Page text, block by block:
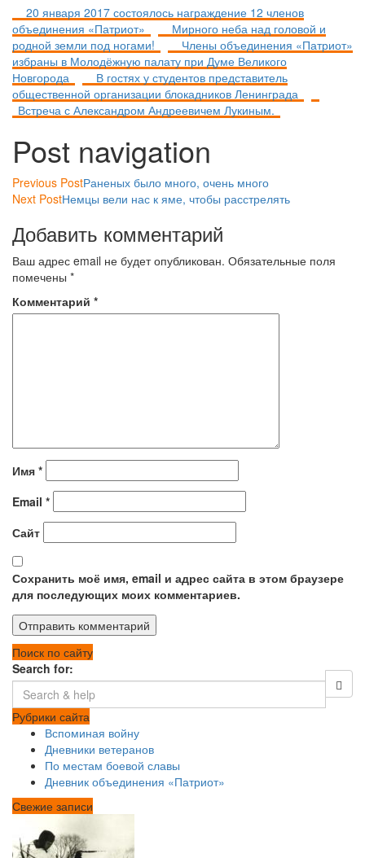
20 января 2017 состоялось награждение 12 членов
объединения «Патриот»
Мирного неба над головой и
родной земли под ногами!
Члены объединения «Патриот»
избраны в Молодёжную палату при Думе Великого
Новгорода
В гостях у студентов представитель
общественной организации блокадников Ленинграда
Встреча с Александром Андреевичем Лукиным.
Post navigation
Previous PostРаненых было много, очень много
Next PostНемцы вели нас к яме, чтобы расстрелять
Добавить комментарий
Ваш адрес email не будет опубликован. Обязательные поля
помечены *
Комментарий *
Имя *
Email *
Сайт
Сохранить моё имя, email и адрес сайта в этом браузере
для последующих моих комментариев.
Поиск по сайту
Search for:
Рубрики сайта
Вспоминая войну
Дневники ветеранов
По местам боевой славы
Дневник объединения «Патриот»
Свежие записи